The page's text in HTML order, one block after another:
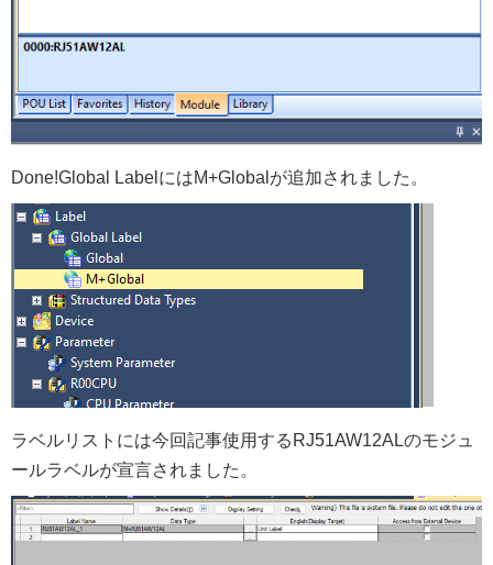
Done!Global LabelにはM+Globalが追加されました。
ラベルリストには今回記事使用するRJ51AW12ALのモジュ
ールラベルが宣言されました。